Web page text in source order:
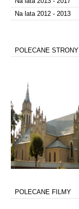
Na lata 2012 - 2013
POLECANE STRONY
POLECANE FILMY